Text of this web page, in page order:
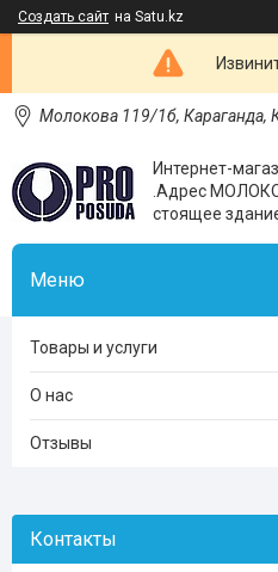
Создать сайт на Satu.kz
Молокова 119/1б, Караганда,
Интернет-
.Адрес
стоящее
Товары и услуги
О нас
Отзывы